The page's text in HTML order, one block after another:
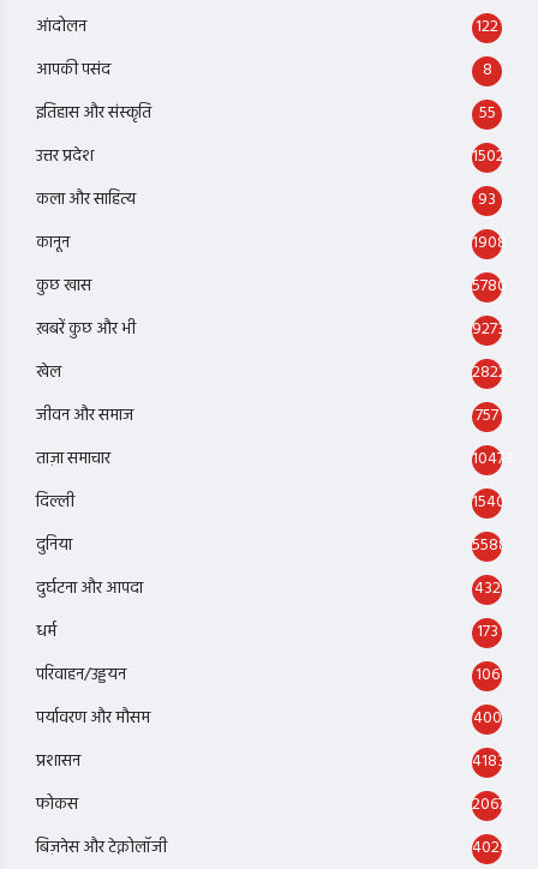
आंदोलन
122
आपकी पसंद
8
इतिहास और संस्कृति
55
उत्तर प्रदेश
1502
कला और साहित्य
93
कानून
1908
कुछ खास
5780
ख़बरें कुछ और भी
9273
खेल
2822
जीवन और समाज
757
ताज़ा समाचार
10473
दिल्ली
1540
दुनिया
5588
दुर्घटना और आपदा
432
धर्म
173
परिवाहन/उड्डयन
106
पर्यावरण और मौसम
400
प्रशासन
4183
फोकस
2067
बिज़नेस और टेक्नोलॉजी
4024